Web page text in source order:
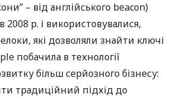
– від англійського beacon)
р. і використовувалися,
які дозволяли знайти ключі
побачила в технології
більш серйозного бізнесу:
традиційний підхід до